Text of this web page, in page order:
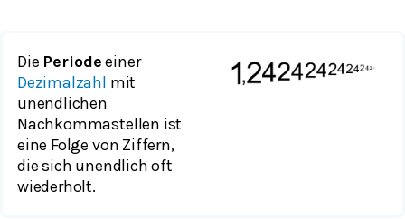
Die Periodeeiner
Dezimalzahl mit
unendlichen
Nachkommastellen ist
eine Folge von Ziffern,
die sich unendlich oft
wiederholt.